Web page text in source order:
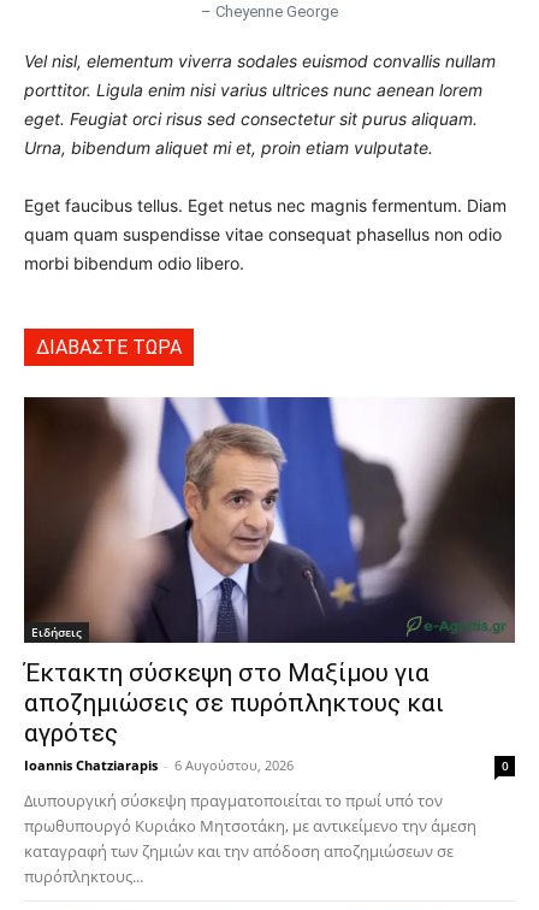
– Cheyenne George
Vel nisl, elementum viverra sodales euismod convallis nullam
porttitor. Ligula enim nisi varius ultrices nunc aenean lorem
eget. Feugiat orci risus sed consectetur sit purus aliquam.
Urna, bibendum aliquet mi et, proin etiam vulputate.
Eget faucibus tellus. Eget netus nec magnis fermentum. Diam
quam quam suspendisse vitae consequat phasellus non odio
morbi bibendum odio libero.
ΔΙΑΒΑΣΤΕ ΤΩΡΑ
Ειδήσεις
Έκτακτη σύσκεψη στο Μαξίμου για
αποζημιώσεις σε πυρόπληκτους και
αγρότες
Ioannis Chatziarapis - 6 Αυγούστου, 2026 0
Διυπουργική σύσκεψη πραγματοποιείται το πρωί υπό τον
πρωθυπουργό Κυριάκο Μητσοτάκη, με αντικείμενο την άμεση
καταγραφή των ζημιών και την απόδοση αποζημιώσεων σε
πυρόπληκτους...